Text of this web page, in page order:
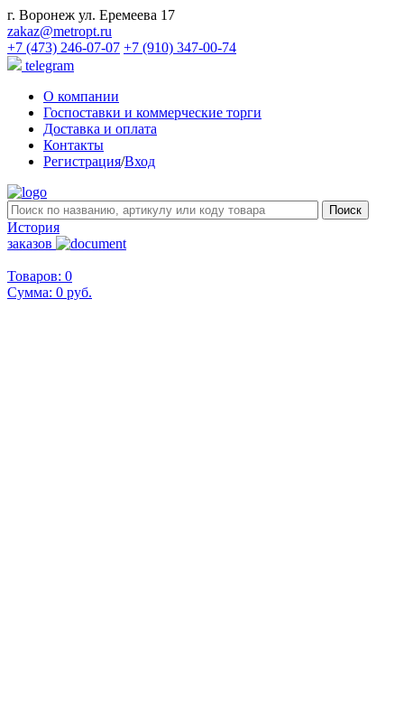
г. Воронеж ул. Еремеева 17
zakaz@metropt.ru
+7 (473) 246-07-07 +7 (910) 347-00-74
telegram
О компании
Госпоставки и коммерческие торги
Доставка и оплата
Контакты
Регистрация/Вход
История
заказов
Товаров: 0
Сумма: 0 руб.